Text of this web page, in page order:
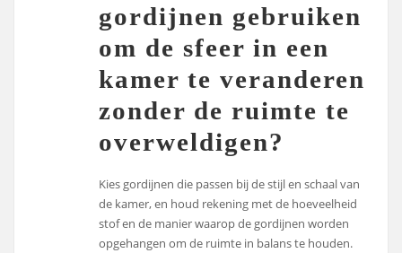
gordijnen gebruiken
om de sfeer in een
kamer te veranderen
zonder de ruimte te
overweldigen?
Kies gordijnen die passen bij de stijl en schaal van
de kamer, en houd rekening met de hoeveelheid
stof en de manier waarop de gordijnen worden
opgehangen om de ruimte in balans te houden.